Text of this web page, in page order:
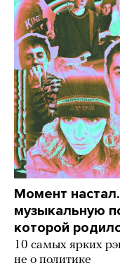
Момент
музыкальную
которой
10 самых ярких
не о политике